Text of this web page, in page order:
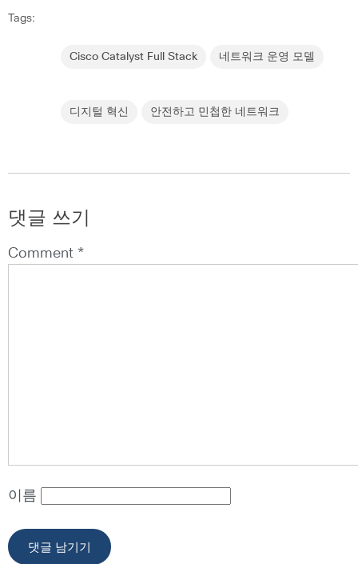
Tags:
Cisco Catalyst Full Stack 네트워크 운영 모델
디지털 혁신 안전하고 민첩한 네트워크
댓글 쓰기
Comment *
이름